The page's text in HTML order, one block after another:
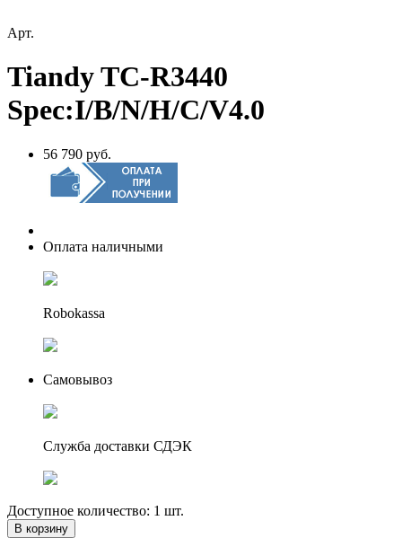
Арт.
Tiandy TC-R3440
Spec:I/B/N/H/C/V4.0
56 790 руб.
Оплата наличными
Robokassa
Самовывоз
Служба доставки СДЭК
Доступное количество: 1 шт.
В корзину